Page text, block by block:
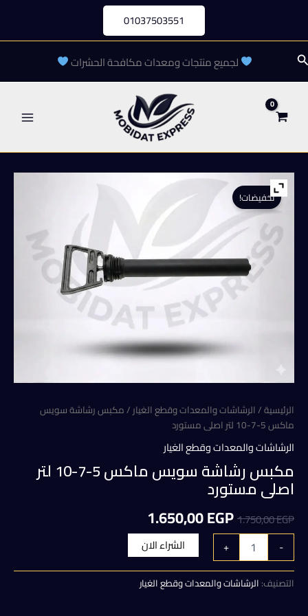
المحتوى
01037503551
البحث لجميع منتجات ومعدات مكافحة الحشرات
تخفيضات!
الرئيسية/الرشاشات والمعدات وقطع الغيار/ مكبس رشاشة سويس
ماكس 5-7-10 لتر اصلى مستورد
الرشاشات والمعدات وقطع الغيار
مكبس رشاشة سويس ماكس 5-7-10 لتر
اصلى مستورد
1.750,00EGP
السعر
الأصلي
هو:
1.750,00 EGP.
1.650,00EGP
الحالي
هو:
1.650,00 EGP.
-
كمية
مكبس
رشاشة
سويس
+ الشراء الان
التصنيف: الرشاشات والمعدات وقطع الغيار